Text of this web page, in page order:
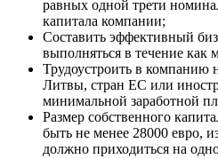
равных одной трети
капитала компании;
Составить эффективный
выполняться в течение
Трудоустроить в компанию
Литвы, стран ЕС или
минимальной заработной
Размер собственного
быть не менее 28000 евро,
должно приходиться на